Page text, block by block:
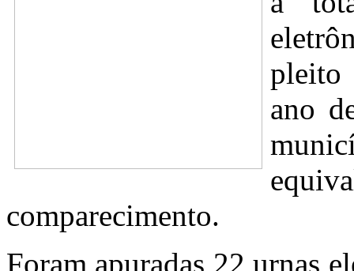
pleito
ano
comparecimento.
Foram apuradas 22 urnas